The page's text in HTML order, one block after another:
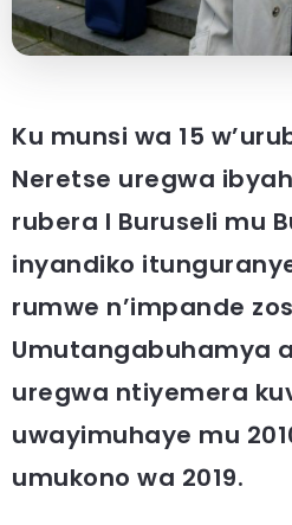
Ku munsi wa 15
Neretse uregwa
rubera I Buruseli mu
inyandiko
rumwe n’impande
Umutangabuhamya
uregwa ntiyemera
uwayimuhaye mu
umukono wa 2019.